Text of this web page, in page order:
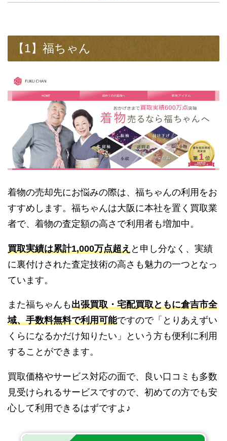
【1】福ちゃん
着物の売却先にお悩みの際は、福ちゃんの利用をお
すすめします。福ちゃんは大阪に本社を置く買取業
者で、着物の査定額の高さで利用者も増加中。
買取実績は累計1,000万点超えと申し分なく、実績
に裏付けされた査定技術の高さも魅力の一つとなっ
ています。
また福ちゃんも出張買取・宅配買取ともに倉吉市全
域、手数料無料で利用可能ですので「とりあえずい
くらになるかだけ知りたい」という方も便利に利用
することができます。
買取価格やサービス対応の面で、良い口コミも多数
見受けられるサービスですので、初めての方でも安
心して利用できるはずですよ♪